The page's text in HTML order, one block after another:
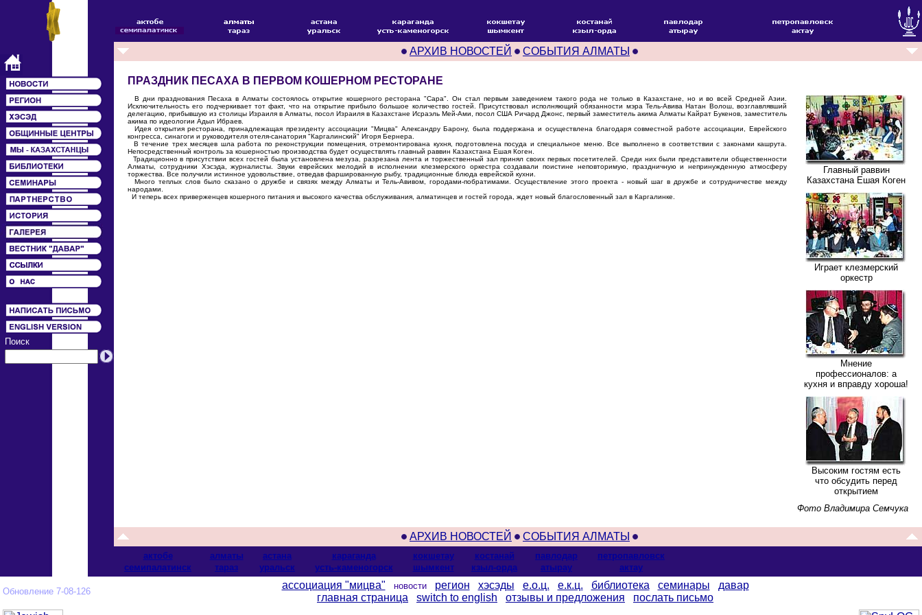
Поиск
АРХИВ НОВОСТЕЙ СОБЫТИЯ АЛМАТЫ
ПРАЗДНИК ПЕСАХА В ПЕРВОМ КОШЕРНОМ РЕСТОРАНЕ
В дни празднования Песаха в Алматы состоялось открытие кошерного ресторана "Сара". Он стал первым заведением такого рода не только в Казахстане, но и во всей Средней Азии.
Исключительность его подчеркивает тот факт, что на открытие прибыло большое количество гостей. Присутствовал исполняющий обязанности мэра Тель-Авива Натан Волош, возглавлявший
делегацию, прибывшую из столицы Израиля в Алматы, посол Израиля в Казахстане Исраэль Мей-Ами, посол США Ричард Джонс, первый заместитель акима Алматы Кайрат Букенов, заместитель
акима по идеологии Адыл Ибраев.
Идея открытия ресторана, принадлежащая президенту ассоциации "Мицва" Александру Барону, была поддержана и осуществлена благодаря совместной работе ассоциации, Еврейского
конгресса, синагоги и руководителя отеля-санатория "Каргалинский" Игоря Бернера.
В течение трех месяцев шла работа по реконструкции помещения, отремонтирована кухня, подготовлена посуда и специальное меню. Все выполнено в соответствии с законами кашрута.
Непосредственный контроль за кошерностью производства будет осуществлять главный раввин Казахстана Ешая Коген.
Традиционно в присутствии всех гостей была установлена мезуза, разрезана лента и торжественный зал принял своих первых посетителей. Среди них были представители общественности
Алматы, сотрудники Хэсэда, журналисты. Звуки еврейских мелодий в исполнении клезмерского оркестра создавали поистине неповторимую, праздничную и непринужденную атмосферу
торжества. Все получили истинное удовольствие, отведав фаршированную рыбу, традиционные блюда еврейской кухни.
Много теплых слов было сказано о дружбе и связях между Алматы и Тель-Авивом, городами-побратимами. Осуществление этого проекта - новый шаг в дружбе и сотрудничестве между
народами.
И теперь всех приверженцев кошерного питания и высокого качества обслуживания, алматинцев и гостей города, ждет новый благословенный зал в Каргалинке.
Главный раввин
Казахстана Ешая Коген
Играет клезмерский
оркестр
Мнение
профессионалов: а
кухня и вправду хороша!
Высоким гостям есть
что обсудить перед
открытием
Фото Владимира Семчука
АРХИВ НОВОСТЕЙ СОБЫТИЯ АЛМАТЫ
актобе алматы астана караганда кокшетау костанай павлодар
петропавловск
cемипалатинск
тараз уральск усть-каменогорск шымкент кзыл-орда атырау актау
Обновление 7-08-126
ассоциация "мицва" новости регион хэсэды е.о.ц. е.к.ц. библиотека семинары
давар
главная страница
switch to english отзывы и предложения послать письмо